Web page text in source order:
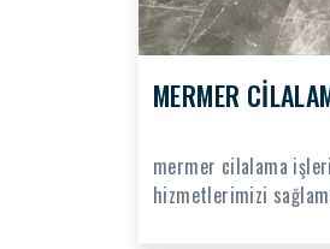
MERMER
mermer cilalama
hizmetlerimizi